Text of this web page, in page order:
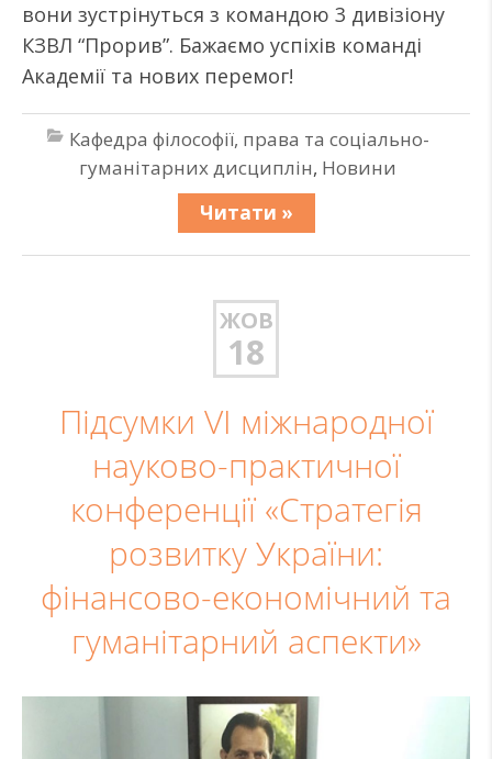
вони зустрінуться з командою 3 дивізіону
КЗВЛ “Прорив”. Бажаємо успіхів команді
Академії та нових перемог!
Кафедра філософії, права та соціально-
гуманітарних дисциплін, Новини
Читати »
ЖОВ
18
Підсумки VІ міжнародної
науково-практичної
конференції «Стратегія
розвитку України:
фінансово-економічний та
гуманітарний аспекти»